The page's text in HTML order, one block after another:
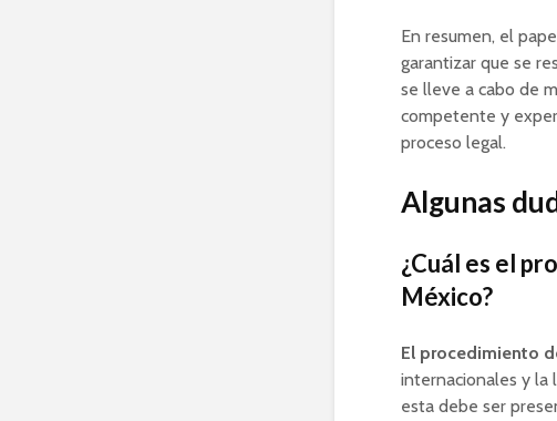
En resumen, el
garantizar que se
se lleve a cabo de
competente y
proceso legal.
Algunas
¿Cuál es el
México?
El procedimiento
internacionales y la
esta debe ser